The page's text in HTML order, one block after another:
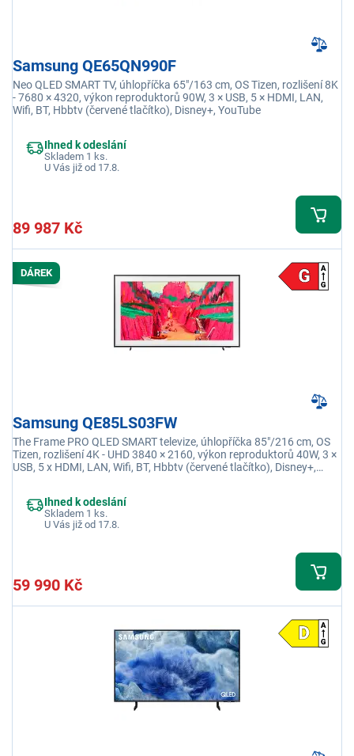
Samsung QE65QN990F
Neo QLED SMART TV, úhlopříčka 65"/163 cm, OS Tizen, rozlišení 8K
- 7680 × 4320, výkon reproduktorů 90W, 3 × USB, 5 × HDMI, LAN,
Wifi, BT, Hbbtv (červené tlačítko), Disney+, YouTube
Ihned k odeslání
Skladem 1 ks.
U Vás již od 17.8.
89 987 Kč
DÁREK
Samsung QE85LS03FW
The Frame PRO QLED SMART televize, úhlopříčka 85"/216 cm, OS
Tizen, rozlišení 4K - UHD 3840 × 2160, výkon reproduktorů 40W, 3 ×
USB, 5 x HDMI, LAN, Wifi, BT, Hbbtv (červené tlačítko), Disney+,
Ihned k odeslání
Skladem 1 ks.
U Vás již od 17.8.
59 990 Kč